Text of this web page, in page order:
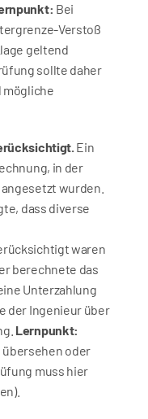
Bei
Verstoß
geltend
sollte daher
mögliche
Ein
in der
wurden.
dass diverse
waren
berechnete das
Unterzahlung
der Ingenieur über
Lernpunkt:
oder
muss hier